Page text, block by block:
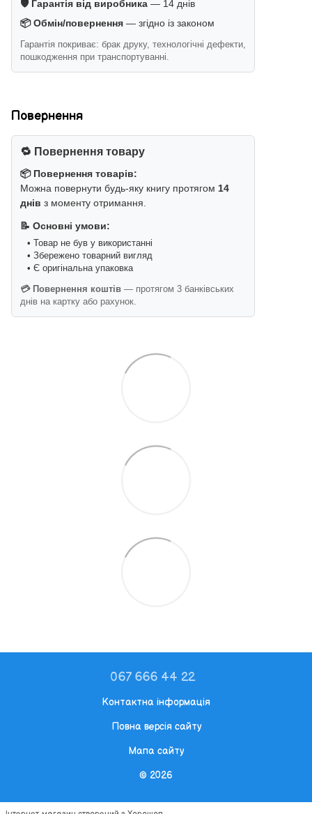
🛡️ Гарантія від виробника — 14 днів
📦 Обмін/повернення — згідно із законом
Гарантія покриває: брак друку, технологічні дефекти,
пошкодження при транспортуванні.
Повернення
🔁 Повернення товару
📦 Повернення товарів:
Можна повернути будь-яку книгу протягом 14
днів з моменту отримання.
📝 Основні умови:
• Товар не був у використанні
• Збережено товарний вигляд
• Є оригінальна упаковка
💳 Повернення коштів — протягом 3 банківських
днів на картку або рахунок.
067 666 44 22
Контактна інформація
Повна версія сайту
Мапа сайту
© 2026